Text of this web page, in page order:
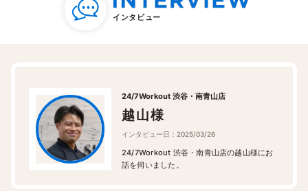
インタビュー
24/7Workout 渋谷・南青山店
越山様
インタビュー日：2025/03/26
24/7Workout 渋谷・南青山店の越山様にお
話を伺いました。